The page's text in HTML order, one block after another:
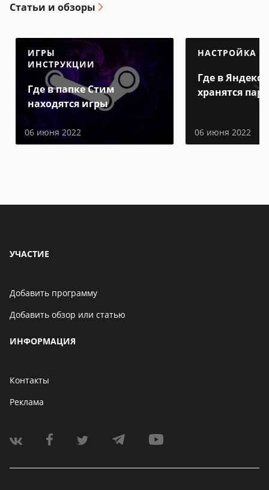
Статьи и обзоры
ИГРЫ
ИНСТРУКЦИИ
Где в папке Стим
находятся игры
06 июня 2022
НАСТРОЙКА
Где в Яндекс
хранятся
06 июня 2022
УЧАСТИЕ
Добавить программу
Добавить обзор или статью
ИНФОРМАЦИЯ
Контакты
Реклама